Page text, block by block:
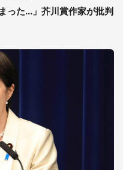
った...」芥川賞作家が批判